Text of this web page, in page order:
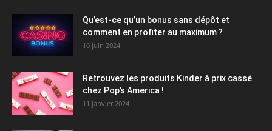
Qu’est-ce qu’un bonus sans dépôt et
comment en profiter au maximum ?
16 juin 2024
Retrouvez les produits Kinder à prix cassé
chez Pop’s America !
11 janvier 2024